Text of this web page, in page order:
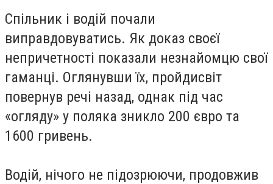
Спільник і водій почали
виправдовуватись. Як доказ своєї
непричетності показали незнайомцю свої
гаманці. Оглянувши їх, пройдисвіт
повернув речі назад, однак під час
«огляду» у поляка зникло 200 євро та
1600 гривень.
Водій, нічого не підозрюючи, продовжив